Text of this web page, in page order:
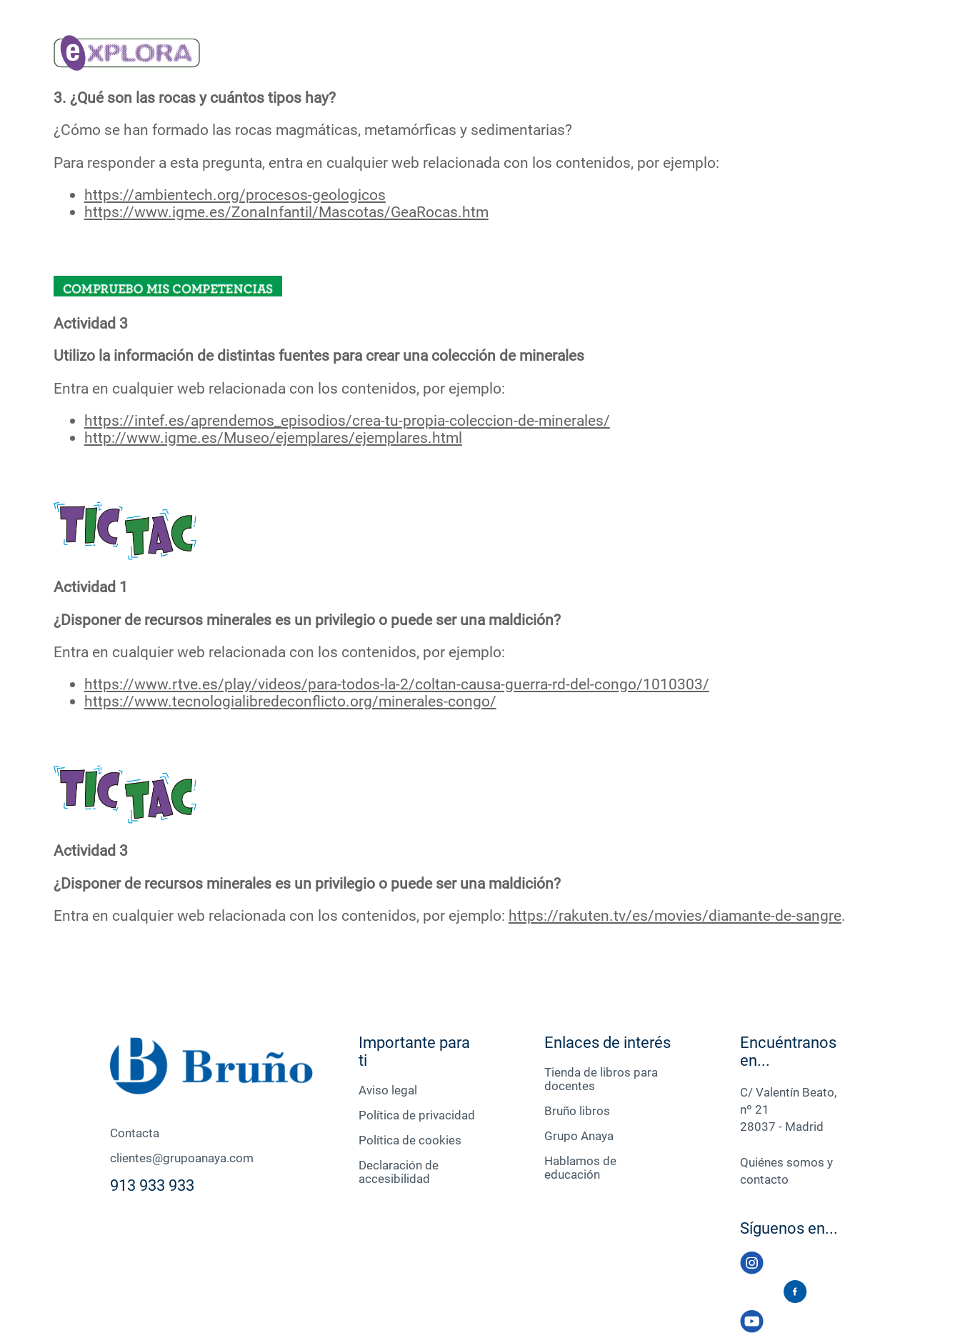
3. ¿Qué son las rocas y cuántos tipos hay?
¿Cómo se han formado las rocas magmáticas, metamórficas y sedimentarias?
Para responder a esta pregunta, entra en cualquier web relacionada con los contenidos, por ejemplo:
https://ambientech.org/procesos-geologicos
https://www.igme.es/ZonaInfantil/Mascotas/GeaRocas.htm
Actividad 3
Utilizo la información de distintas fuentes para crear una colección de minerales
Entra en cualquier web relacionada con los contenidos, por ejemplo:
https://intef.es/aprendemos_episodios/crea-tu-propia-coleccion-de-minerales/
http://www.igme.es/Museo/ejemplares/ejemplares.html
Actividad 1
¿Disponer de recursos minerales es un privilegio o puede ser una maldición?
Entra en cualquier web relacionada con los contenidos, por ejemplo:
https://www.rtve.es/play/videos/para-todos-la-2/coltan-causa-guerra-rd-del-congo/1010303/
https://www.tecnologialibredeconflicto.org/minerales-congo/
Actividad 3
¿Disponer de recursos minerales es un privilegio o puede ser una maldición?
Entra en cualquier web relacionada con los contenidos, por ejemplo: https://rakuten.tv/es/movies/diamante-de-sangre.
Contacta
clientes@grupoanaya.com
913 933 933
Importante para
ti
Aviso legal
Política de privacidad
Política de cookies
Declaración de
accesibilidad
Enlaces de interés
Tienda de libros para
docentes
Bruño libros
Grupo Anaya
Hablamos de
educación
Encuéntranos
en...
C/ Valentín Beato,
nº 21
28037 - Madrid
Quiénes somos y
contacto
Síguenos en...